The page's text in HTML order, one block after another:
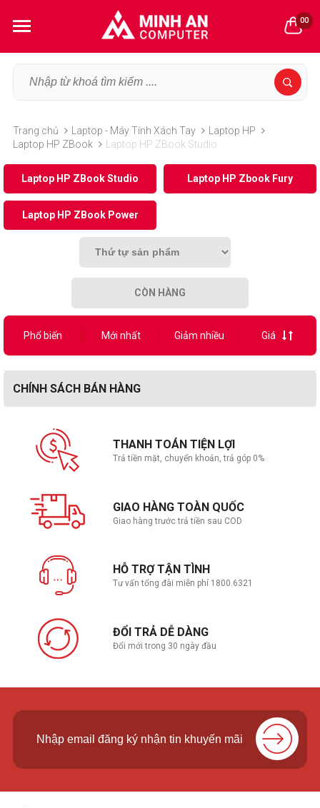
00
Trang chủ Laptop - Máy Tính Xách Tay
Laptop HP
Laptop HP ZBook
Laptop HP ZBook Studio
Laptop HP ZBook Studio Laptop HP Zbook Fury
Laptop HP ZBook Power
CÒN HÀNG
Phổ biến Mới nhất Giảm nhiều Giá
CHÍNH SÁCH BÁN HÀNG
THANH TOÁN TIỆN LỢI
Trả tiền mặt, chuyển khoản, trả góp 0%
GIAO HÀNG TOÀN QUỐC
Giao hàng trước trả tiền sau COD
HỖ TRỢ TẬN TÌNH
Tư vấn tổng đài miễn phí 1800.6321
ĐỔI TRẢ DỄ DÀNG
Đổi mới trong 30 ngày đầu